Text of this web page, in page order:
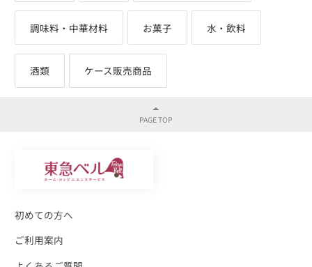
調味料・中華材料 お菓子 水・飲料
酒類 ケース販売商品
初めての方へ
ご利用案内